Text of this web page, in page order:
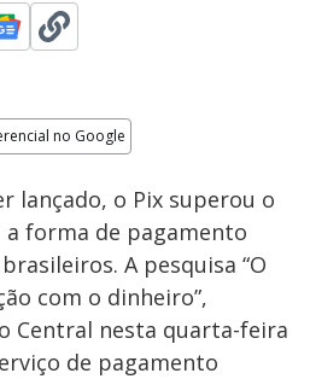
no Google
lançado, o Pix superou o
forma de pagamento
A pesquisa “O
com o dinheiro”,
Central nesta quarta-feira
de pagamento